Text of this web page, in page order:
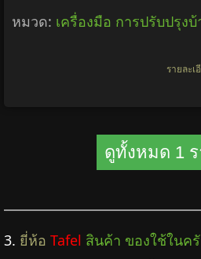
หมวด: เครื่องมือ การปรับปรุง
รายละเ
ดูทั้งหมด 1 ร
3. ยี่ห้อ Tafel สินค้า ของใช้ในค